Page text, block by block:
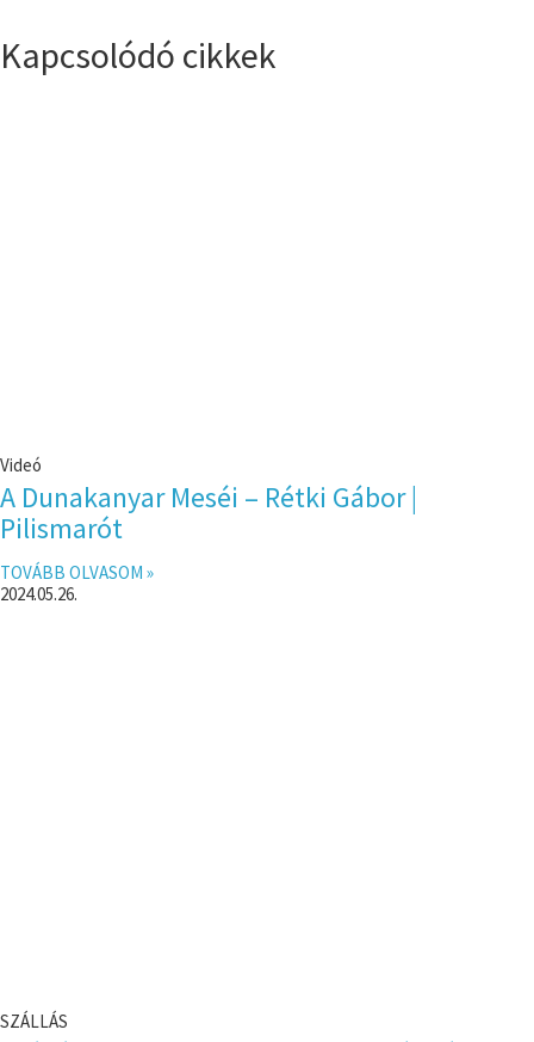
Kapcsolódó cikkek
Videó
A Dunakanyar Meséi – Rétki Gábor |
Pilismarót
TOVÁBB OLVASOM »
2024.05.26.
SZÁLLÁS